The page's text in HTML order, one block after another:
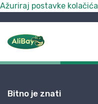
Ažuriraj postavke kolačića
Bitno je znati